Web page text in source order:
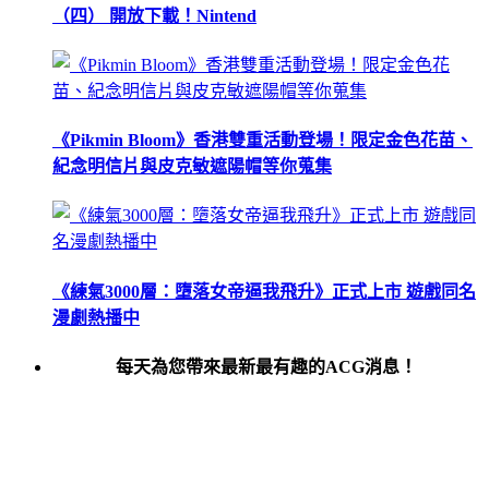
（四） 開放下載！Nintend
《Pikmin Bloom》香港雙重活動登場！限定金色花苗、
紀念明信片與皮克敏遮陽帽等你蒐集
《練氣3000層：墮落女帝逼我飛升》正式上市 遊戲同名
漫劇熱播中
每天為您帶來最新最有趣的ACG消息！